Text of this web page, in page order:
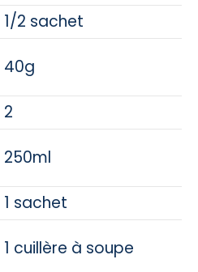
1/2 sachet
40g
2
250ml
1 sachet
1 cuillère à soupe